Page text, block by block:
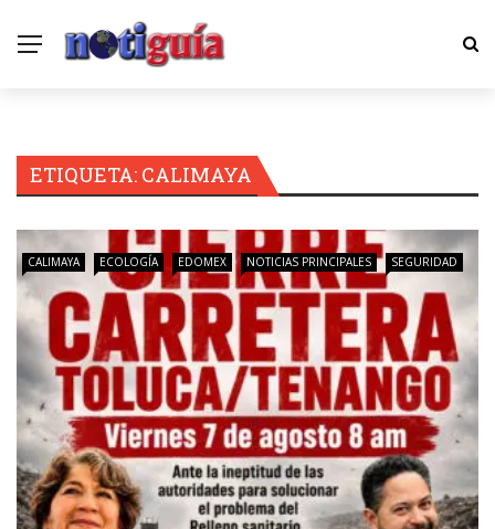
ETIQUETA: CALIMAYA
CALIMAYA ECOLOGÍA EDOMEX NOTICIAS PRINCIPALES SEGURIDAD